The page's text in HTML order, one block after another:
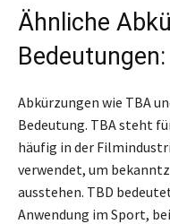
Ähnliche
Abkürzungen wie TBA
Bedeutung. TBA steht
häufig in der
verwendet, um
ausstehen. TBD
Anwendung im Sport,